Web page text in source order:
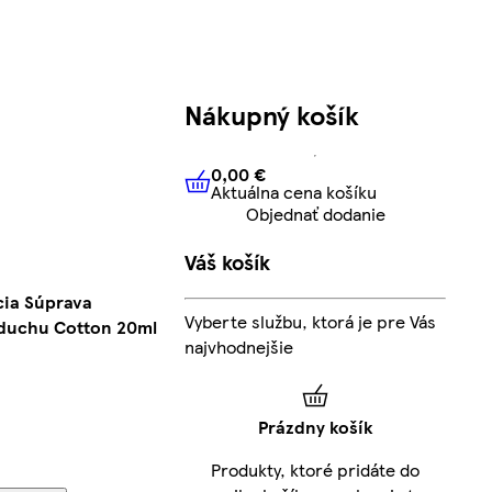
Súprava
Cotton 20ml
Nákupný košík
0,00 € Aktuálna cena košíku
0,00 €
Aktuálna cena košíku
Objednať dodanie
Váš košík
Vyberte službu, ktorá je pre Vás
najvhodnejšie
Prázdny košík
Produkty, ktoré pridáte do